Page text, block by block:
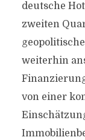
deutsche
zweiten
weiterhin
von einer